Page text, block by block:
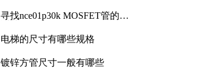
寻找nce01p30k MOSFET管的合
电梯的尺寸有哪些规格
镀锌方管尺寸一般有哪些